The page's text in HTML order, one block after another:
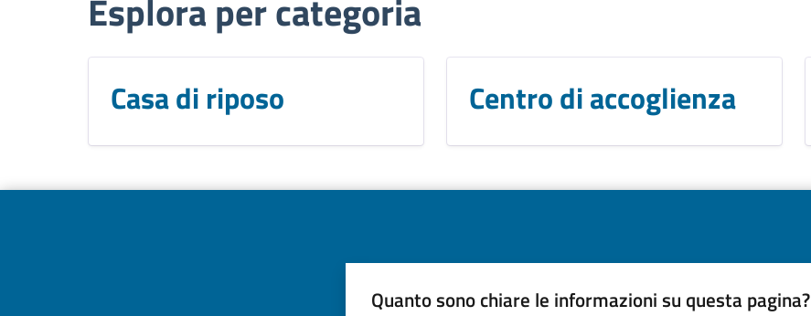
Esplora per categoria
Casa di riposo Centro di accoglienza
Quanto sono chiare le informazioni su questa pagina?